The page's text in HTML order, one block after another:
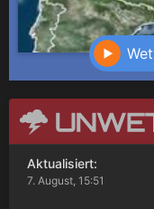
Aktualisiert:
7. August, 15:51